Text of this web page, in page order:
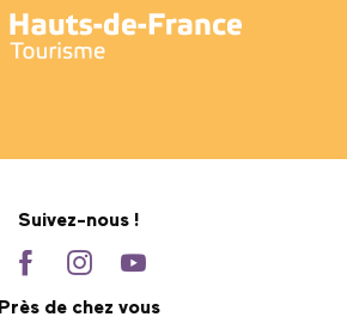
Suivez-nous !
Près de chez vous